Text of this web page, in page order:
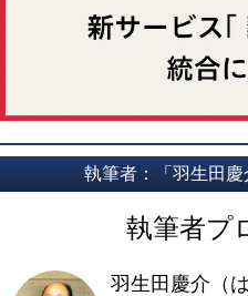
執筆者：「羽生田
執筆者プ
羽生田慶介（